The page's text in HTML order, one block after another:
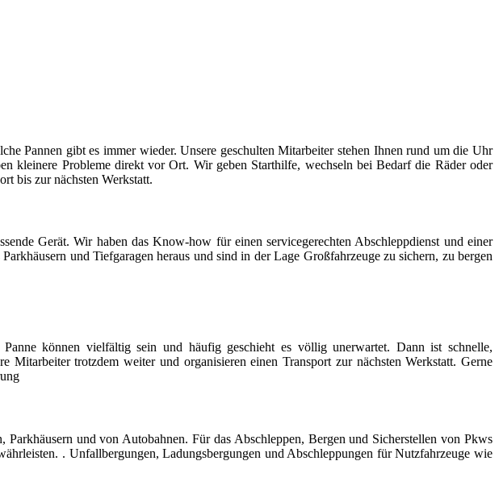
Pannen gibt es immer wieder. Unsere geschulten Mitarbeiter stehen Ihnen rund um die Uhr
kleinere Probleme direkt vor Ort. Wir geben Starthilfe, wechseln bei Bedarf die Räder oder
bis zur nächsten Werkstatt.
Gerät. Wir haben das Know-how für einen servicegerechten Abschleppdienst und einer
und Tiefgaragen heraus und sind in der Lage Großfahrzeuge zu sichern, zu bergen
können vielfältig sein und häufig geschieht es völlig unerwartet. Dann ist schnelle,
trotzdem weiter und organisieren einen Transport zur nächsten Werkstatt. Gerne
und von Autobahnen. Für das Abschleppen, Bergen und Sicherstellen von Pkws
. Unfallbergungen, Ladungsbergungen und Abschleppungen für Nutzfahrzeuge wie